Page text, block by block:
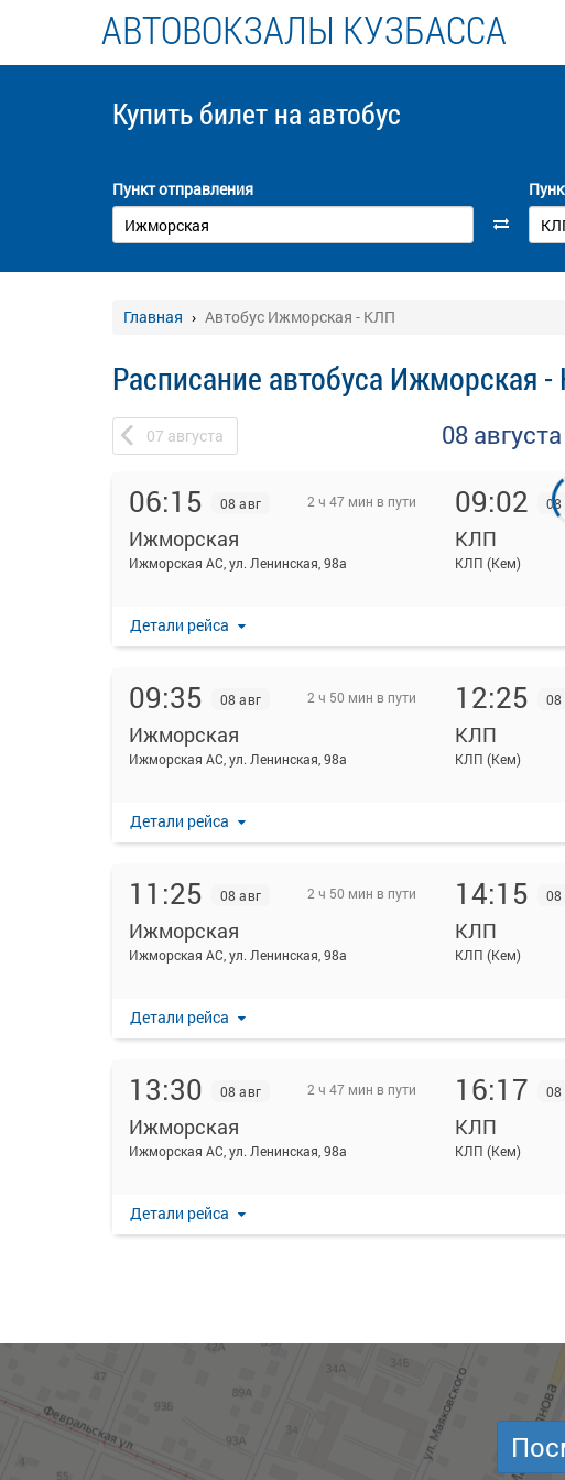
АВТОВОКЗАЛЫ КУЗБАССА
Купить билет на автобус
Пункт отправления
Главная Автобус Ижморская - КЛП
Расписание автобуса Ижморская
07 августа 08 августа
06:15 08 авг 2 ч 47 мин в пути
Ижморская
Ижморская АС, ул. Ленинская, 98а
09:02 08
КЛП
КЛП (Кем)
Детали рейса
09:35 08 авг 2 ч 50 мин в пути
Ижморская
Ижморская АС, ул. Ленинская, 98а
12:25 08
КЛП
КЛП (Кем)
Детали рейса
11:25 08 авг 2 ч 50 мин в пути
Ижморская
Ижморская АС, ул. Ленинская, 98а
14:15 08
КЛП
КЛП (Кем)
Детали рейса
13:30 08 авг 2 ч 47 мин в пути
Ижморская
Ижморская АС, ул. Ленинская, 98а
16:17 08
КЛП
КЛП (Кем)
Детали рейса